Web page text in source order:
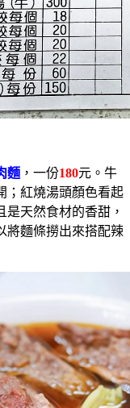
麵 ，一份180元。牛
；紅燒湯頭顏色看起
天然食材的香甜，
將麵條撈出來搭配辣